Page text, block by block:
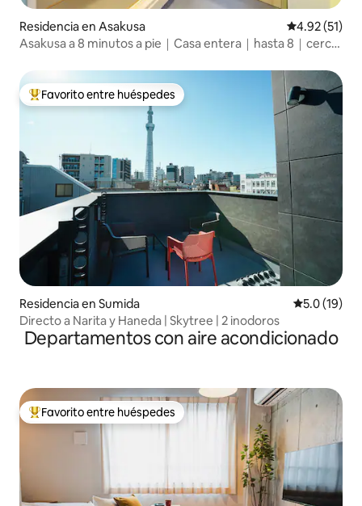
Residencia en Asakusa Calificación
4.92 (51)
Asakusa a 8 minutos a pie｜Casa entera｜hasta 8｜cerca
De los mejores en Favorito entre huéspedes
Favorito entre huéspedes
Residencia en Sumida Calificación
5.0 (19)
Directo a Narita y Haneda | Skytree | 2 inodoros
Departamentos con aire acondicionado
De los mejores en Favorito entre huéspedes
Favorito entre huéspedes